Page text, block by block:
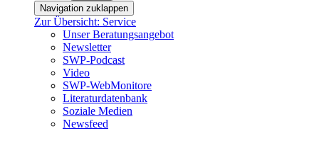
Navigation zuklappen
Zur Übersicht: Service
Unser Beratungsangebot
Newsletter
SWP-Podcast
Video
SWP-WebMonitore
Literaturdatenbank
Soziale Medien
Newsfeed